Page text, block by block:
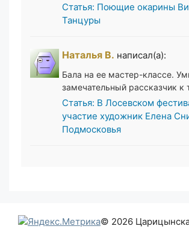
Статья: Поющие окарины
Танцуры
Наталья В. написал(а):
Бала на ее мастер-классе.
замечательный рассказчик к
Статья: В Лосевском
участие художник Елена
Подмосковья
© 2026